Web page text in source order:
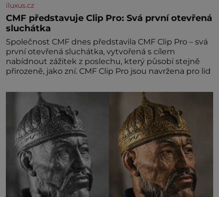
iluxus.cz
CMF představuje Clip Pro: Svá první otevřená
sluchátka
Společnost CMF dnes představila CMF Clip Pro – svá
první otevřená sluchátka, vytvořená s cílem
nabídnout zážitek z poslechu, který působí stejně
přirozeně, jako zní. CMF Clip Pro jsou navržena pro lid